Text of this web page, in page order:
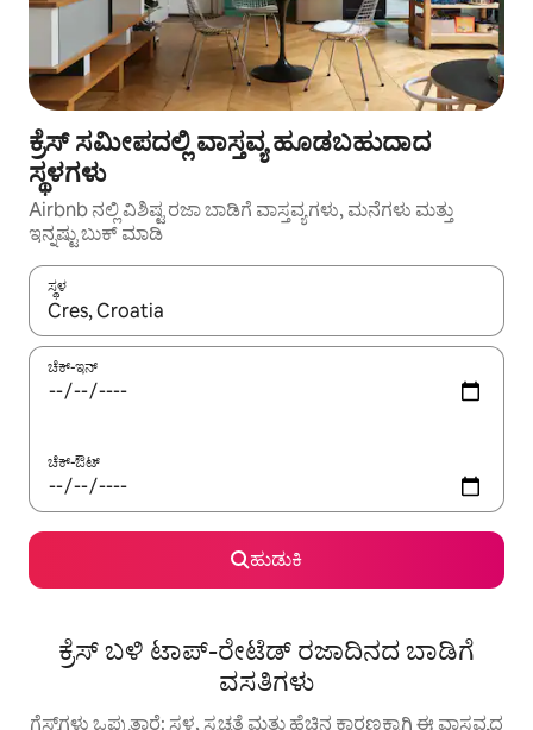
ಕ್ರೆಸ್ ಸಮೀಪದಲ್ಲಿ ವಾಸ್ತವ್ಯ ಹೂಡಬಹುದಾದ
ಸ್ಥಳಗಳು
Airbnb ನಲ್ಲಿ ವಿಶಿಷ್ಟ ರಜಾ ಬಾಡಿಗೆ ವಾಸ್ತವ್ಯಗಳು, ಮನೆಗಳು ಮತ್ತು
ಇನ್ನಷ್ಟು ಬುಕ್ ಮಾಡಿ
ಸ್ಥಳ
ಫಲಿತಾಂಶಗಳು ಲಭ್ಯವಿರುವಾಗ, ಅಪ್ ಮತ್ತು ಡೌನ್ ಬಾಣದ ಕೀಲಿಗಳೊಂದಿಗೆ
ಚೆಕ್-ಇನ್
ಚೆಕ್-ಔಟ್
ಹುಡುಕಿ
ಕ್ರೆಸ್ ಬಳಿ ಟಾಪ್-ರೇಟೆಡ್ ರಜಾದಿನದ ಬಾಡಿಗೆ
ವಸತಿಗಳು
ಗೆಸ್ಟ್‌ಗಳು ಒಪ್ಪುತ್ತಾರೆ: ಸ್ಥಳ, ಸ್ವಚ್ಛತೆ ಮತ್ತು ಹೆಚ್ಚಿನ ಕಾರಣಕ್ಕಾಗಿ ಈ ವಾಸ್ತವ್ಯದ